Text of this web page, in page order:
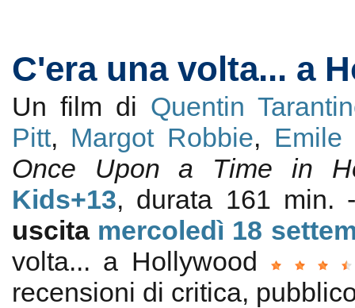
C'era una volta... a
Un film di Quentin
Pitt, Margot Robbie, Emile
Once Upon a Time in
Kids+13, durata 161 min.
uscita mercoledì 18
volta... a Hollywood
recensioni di critica,